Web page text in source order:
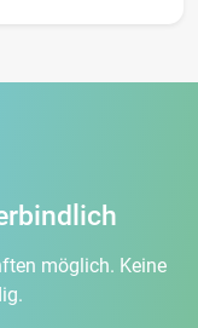
möglich. Keine